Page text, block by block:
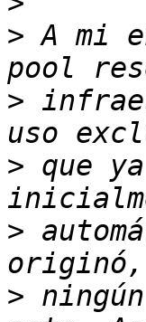
> A mi
>
> que
>
>